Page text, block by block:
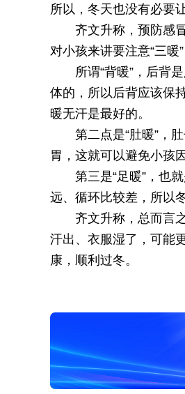
所以，冬天也没有必要
齐文升称，预防感
对小孩来讲要注意“三暖
所谓“背暖”，后背
体的，所以后背应该保
暖无汗是最好的。
第二点是“肚暖”，
胃，这就可以避免小孩
第三是“足暖”，也
远、循环比较差，所以
齐文升称，总而言
汗出、衣服湿了，可能
康，顺利过冬。